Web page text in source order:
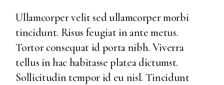
Ullamcorper velit sed ullamcorper morbi
tincidunt. Risus feugiat in ante metus.
Tortor consequat id porta nibh. Viverra
tellus in hac habitasse platea dictumst.
Sollicitudin tempor id eu nisl. Tincidunt